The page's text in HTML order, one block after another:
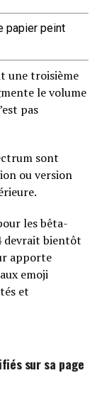
papier peint
une troisième
le volume
pas
sont
ou version
les bêta-
devrait bientôt
apporte
emoji
et
sur sa page